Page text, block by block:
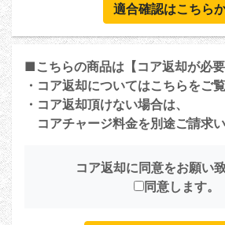
適合確認はこちら
■こちらの商品は【コア返却が必要
・コア返却についてはこちらをご
・コア返却頂けない場合は、
コアチャージ料金を別途ご請求い
コア返却に同意をお願い致
同意します。